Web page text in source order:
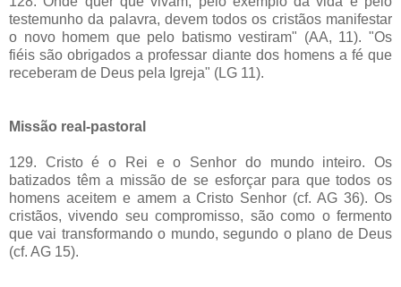
testemunho da palavra, devem todos os cristãos manifestar
o novo homem que pelo batismo vestiram" (AA, 11). "Os
fiéis são obrigados a professar diante dos homens a fé que
receberam de Deus pela Igreja" (LG 11).
Missão real-pastoral
129. Cristo é o Rei e o Senhor do mundo inteiro. Os
batizados têm a missão de se esforçar para que todos os
homens aceitem e amem a Cristo Senhor (cf. AG 36). Os
cristãos, vivendo seu compromisso, são como o fermento
que vai transformando o mundo, segundo o plano de Deus
(cf. AG 15).